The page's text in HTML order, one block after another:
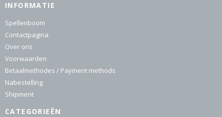
INFORMATIE
Spellenboom
Contactpagina
Over ons
Voorwaarden
Betaalmethodes / Payment methods
Nabestelling
Shipment
CATEGORIEËN